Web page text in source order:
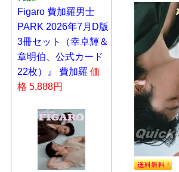
Figaro 費加羅男士
PARK 2026年7月D版
3冊セット（幸卓輝＆
章明伯、公式カード
22枚）』 費加羅 価
格 5,888円